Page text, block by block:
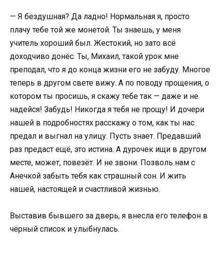
— Я бездушная? Да ладно! Нормальная я, просто
плачу тебе той же монетой. Ты знаешь, у меня
учитель хороший был. Жестокий, но зато всё
доходчиво донёс. Ты, Михаил, такой урок мне
преподал, что я до конца жизни его не забуду. Многое
теперь в другом свете вижу. А по поводу прощения, о
котором ты просишь, я скажу тебе так — даже и не
надейся! Забудь! Никогда я тебя не прощу! И дочери
нашей в подробностях расскажу о том, как ты нас
предал и выгнал на улицу. Пусть знает. Предавший
раз предаст ещё, это истина. А дурочек ищи в другом
месте, может, повезёт. И не звони. Позволь нам с
Анечкой забыть тебя как страшный сон. И жить
нашей, настоящей и счастливой жизнью.
Выставив бывшего за дверь, я внесла его телефон в
чёрный список и улыбнулась.